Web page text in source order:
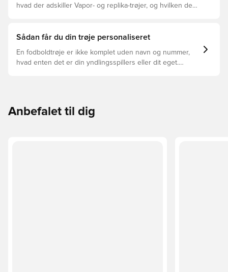
hvad der adskiller Vapor- og replika-trøjer, og hvilken der
Sådan får du din trøje personaliseret
En fodboldtrøje er ikke komplet uden navn og nummer,
hvad enten det er din yndlingsspillers eller dit eget.
Anbefalet til dig